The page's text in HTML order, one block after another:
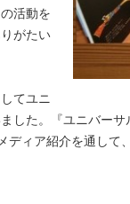
活動を
がたい
てユニ
した。『ユニバー
ディア紹介を通して